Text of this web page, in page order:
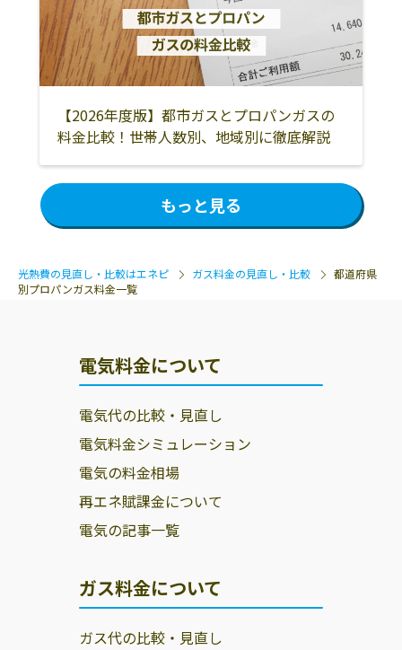
【2026年度版】都市ガスとプロパンガスの
料金比較！世帯人数別、地域別に徹底解説
もっと見る
光熱費の見直し・比較はエネピ ガス料金の見直し・比較
都道府県
別プロパンガス料金一覧
電気料金について
電気代の比較・見直し
電気料金シミュレーション
電気の料金相場
再エネ賦課金について
電気の記事一覧
ガス料金について
ガス代の比較・見直し